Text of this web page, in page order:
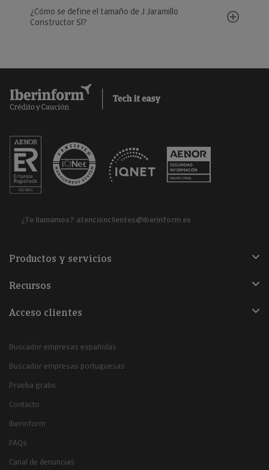
¿Cómo se define el tamaño de J Jaramillo
Constructor Sl?
¿Te llamamos? atencionclientes@iberinform.es
Productos y servicios
Recursos
Acceso clientes
Buscador empresas españolas
Buscador empresas portuguesas
Prueba gratis
Contacto
Iberinform
FAQs
Canal de denuncias